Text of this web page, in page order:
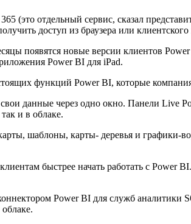
(это отдельный сервис, сказал
доступ из браузера или
появятся новые версии клиентов
Power BI для iPad.
функций Power BI, которые
данные через одно окно. Панели Live
и в облаке.
шаблоны, карты- деревья и графики-
быстрее начать работать с
Power BI для служб аналитики